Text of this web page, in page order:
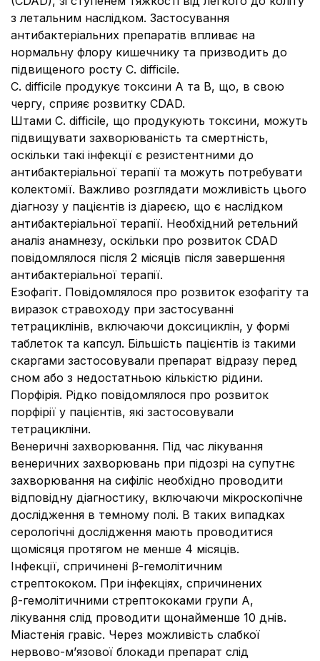
з летальним наслідком. Застосування
антибактеріальних препаратів впливає на
нормальну флору кишечнику та призводить до
підвищеного росту C. difficile.
C. difficile продукує токсини А та В, що, в свою
чергу, сприяє розвитку CDAD.
Штами C. difficile, що продукують токсини, можуть
підвищувати захворюваність та смертність,
оскільки такі інфекції є резистентними до
антибактеріальної терапії та можуть потребувати
колектомії. Важливо розглядати можливість цього
діагнозу у пацієнтів із діареєю, що є наслідком
антибактеріальної терапії. Необхідний ретельний
аналіз анамнезу, оскільки про розвиток CDAD
повідомлялося після 2 місяців після завершення
антибактеріальної терапії.
Езофагіт. Повідомлялося про розвиток езофагіту та
виразок стравоходу при застосуванні
тетрациклінів, включаючи доксициклін, у формі
таблеток та капсул. Більшість пацієнтів із такими
скаргами застосовували препарат відразу перед
сном або з недостатньою кількістю рідини.
Порфірія. Рідко повідомлялося про розвиток
порфірії у пацієнтів, які застосовували
тетрацикліни.
Венеричні захворювання. Під час лікування
венеричних захворювань при підозрі на супутнє
захворювання на сифіліс необхідно проводити
відповідну діагностику, включаючи мікроскопічне
дослідження в темному полі. В таких випадках
серологічні дослідження мають проводитися
щомісяця протягом не менше 4 місяців.
Інфекції, спричинені β-гемолітичним
стрептококом. При інфекціях, спричинених
β-гемолітичними стрептококами групи А,
лікування слід проводити щонайменше 10 днів.
Міастенія гравіс. Через можливість слабкої
нервово-м’язової блокади препарат слід